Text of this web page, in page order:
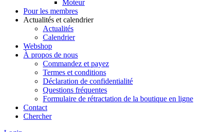
Moteur
Pour les membres
Actualités et calendrier
Actualités
Calendrier
Webshop
À propos de nous
Commandez et payez
Termes et conditions
Déclaration de confidentialité
Questions fréquentes
Formulaire de rétractation de la boutique en ligne
Contact
Chercher